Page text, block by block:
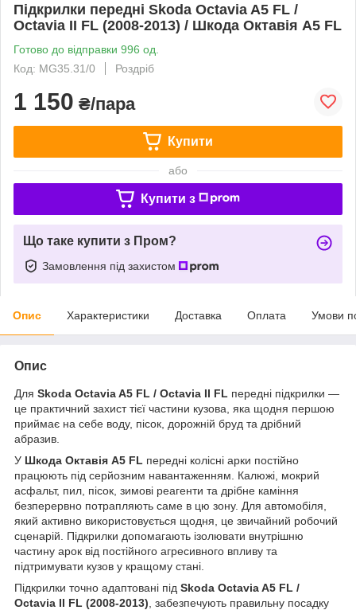
Підкрилки передні Skoda Octavia A5 FL /
Octavia II FL (2008-2013) / Шкода Октавія А5 FL
Готово до відправки 996 од.
Код: MG35.31/0
Роздріб
1 150 ₴/пара
Купити
або
Купити з
Що таке купити з Пром?
Замовлення під захистом
Опис Характеристики Доставка Оплата Умови
Опис
Для Skoda Octavia A5 FL / Octavia II FL передні підкрилки —
це практичний захист тієї частини кузова, яка щодня першою
приймає на себе воду, пісок, дорожній бруд та дрібний
абразив.
У Шкода Октавія A5 FL передні колісні арки постійно
працюють під серйозним навантаженням. Калюжі, мокрий
асфальт, пил, пісок, зимові реагенти та дрібне каміння
безперервно потрапляють саме в цю зону. Для автомобіля,
який активно використовується щодня, це звичайний робочий
сценарій. Підкрилки допомагають ізолювати внутрішню
частину арок від постійного агресивного впливу та
підтримувати кузов у кращому стані.
Підкрилки точно адаптовані під Skoda Octavia A5 FL /
Octavia II FL (2008-2013) , забезпечують правильну посадку